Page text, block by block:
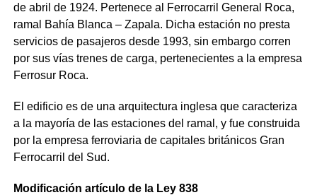
de abril de 1924. Pertenece al Ferrocarril General Roca,
ramal Bahía Blanca – Zapala. Dicha estación no presta
servicios de pasajeros desde 1993, sin embargo corren
por sus vías trenes de carga, pertenecientes a la empresa
Ferrosur Roca.
El edificio es de una arquitectura inglesa que caracteriza
a la mayoría de las estaciones del ramal, y fue construida
por la empresa ferroviaria de capitales británicos Gran
Ferrocarril del Sud.
Modificación artículo de la Ley 838